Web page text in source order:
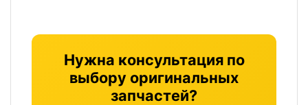
12 месяцев
Страна производства
Нужна консультация по
выбору оригинальных
запчастей?